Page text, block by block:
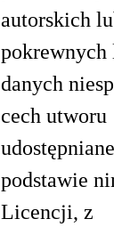
autorskich
pokrewnych
danych
cech utworu
podstawie
Licencji, z